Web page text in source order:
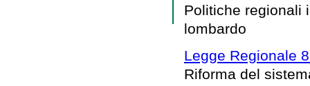
Politiche regionali
lombardo
Legge Regionale
Riforma del